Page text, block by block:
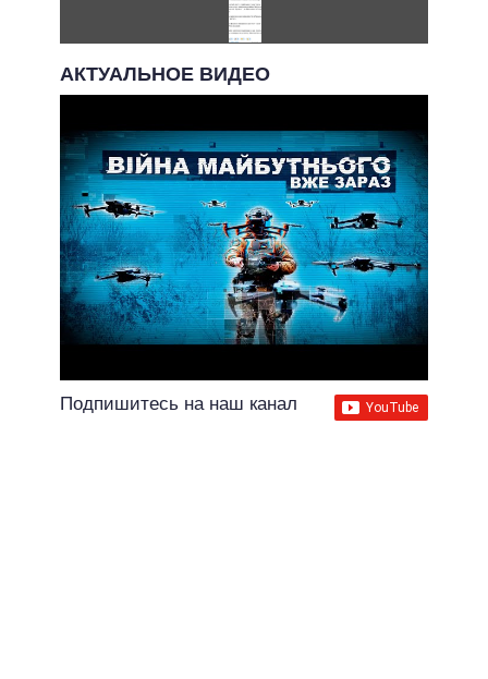
АКТУАЛЬНОЕ ВИДЕО
Подпишитесь на наш канал